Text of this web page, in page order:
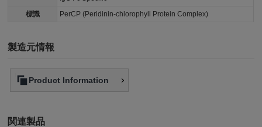
標識
PerCP (Peridinin-chlorophyll Protein Complex)
製造元情報
Product Information
関連製品